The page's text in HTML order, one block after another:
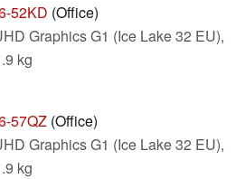
52KD (Office)
Graphics G1 (Ice Lake 32 EU),
kg
57QZ (Office)
Graphics G1 (Ice Lake 32 EU),
kg